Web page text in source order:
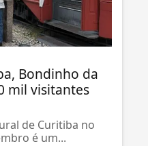
Bondinho da
mil visitantes
de Curitiba no
é um...